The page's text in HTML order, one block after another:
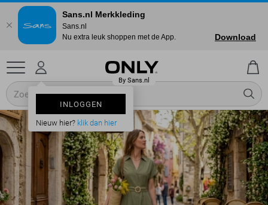
INLOGGEN
Nieuw hier? klik dan hier
Sans.nl Merkkleding
Sans.nl
Nu extra leuk shoppen met de App.
Download